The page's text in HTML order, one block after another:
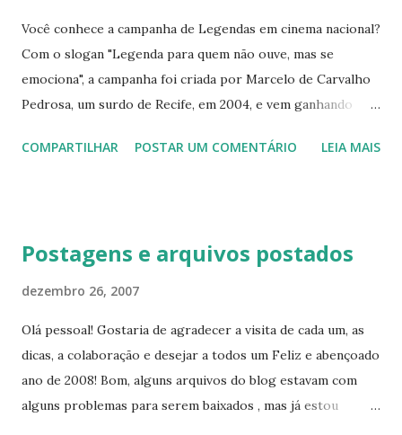
Você conhece a campanha de Legendas em cinema nacional?
Com o slogan "Legenda para quem não ouve, mas se
emociona", a campanha foi criada por Marcelo de Carvalho
Pedrosa, um surdo de Recife, em 2004, e vem ganhando
projeto de lei já existente que torna obrigatória a presença
pode obter mais informações sobre ela, adquirir produtos
possível ver fotos de pessoas famosas que aderiram à
campanha. Conheça e divulgue essa idéia! Uma amostra do
site da campanha:
COMPARTILHAR POSTAR UM COMENTÁRIO LEIA MAIS
Postagens e arquivos postados
dezembro 26, 2007
Olá pessoal! Gostaria de agradecer a visita de cada um, as
dicas, a colaboração e desejar a todos um Feliz e abençoado
ano de 2008! Bom, alguns arquivos do blog estavam com
alguns problemas para serem baixados , mas já estou